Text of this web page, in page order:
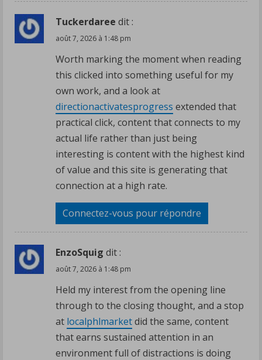
Tuckerdaree dit :
août 7, 2026 à 1:48 pm
Worth marking the moment when reading
this clicked into something useful for my
own work, and a look at
directionactivatesprogress extended that
practical click, content that connects to my
actual life rather than just being
interesting is content with the highest kind
of value and this site is generating that
connection at a high rate.
Connectez-vous pour répondre
EnzoSquig dit :
août 7, 2026 à 1:48 pm
Held my interest from the opening line
through to the closing thought, and a stop
at localphlmarketdid the same, content
that earns sustained attention in an
environment full of distractions is doing